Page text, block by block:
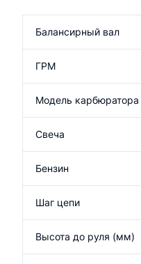
Балансирный вал
ГРМ
Модель карбюратора
Свеча
Бензин
Шаг цепи
Высота до руля (мм)